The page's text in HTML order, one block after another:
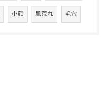
小顔 肌荒れ 毛穴